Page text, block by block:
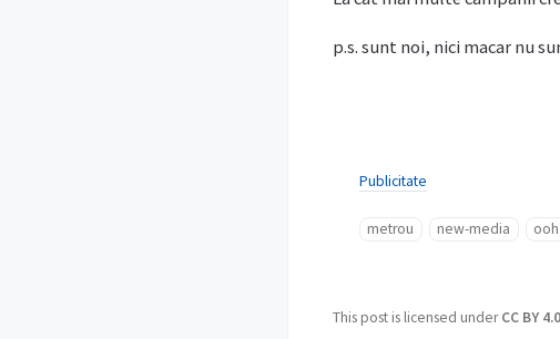
p.s. sunt noi, nici macar nu
Publicitate
metrou new-media ooh
This post is licensed underCC BY 4.0